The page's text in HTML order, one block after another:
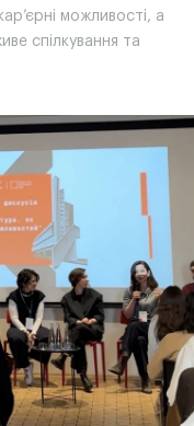
можливості, а
спілкування та